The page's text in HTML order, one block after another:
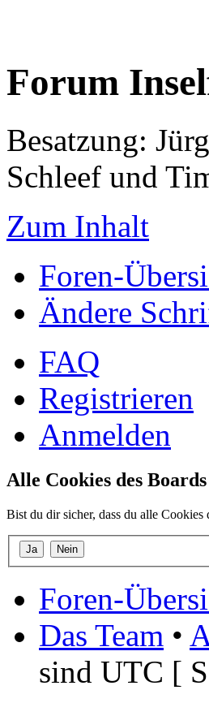
Forum
Besatzung:
Schleef und
Zum Inhalt
Foren-
Ändere
FAQ
Registrieren
Anmelden
Alle Cookies des
Bist du dir sicher, dass du alle Cookies
Foren-
Das Team •
sind UTC [